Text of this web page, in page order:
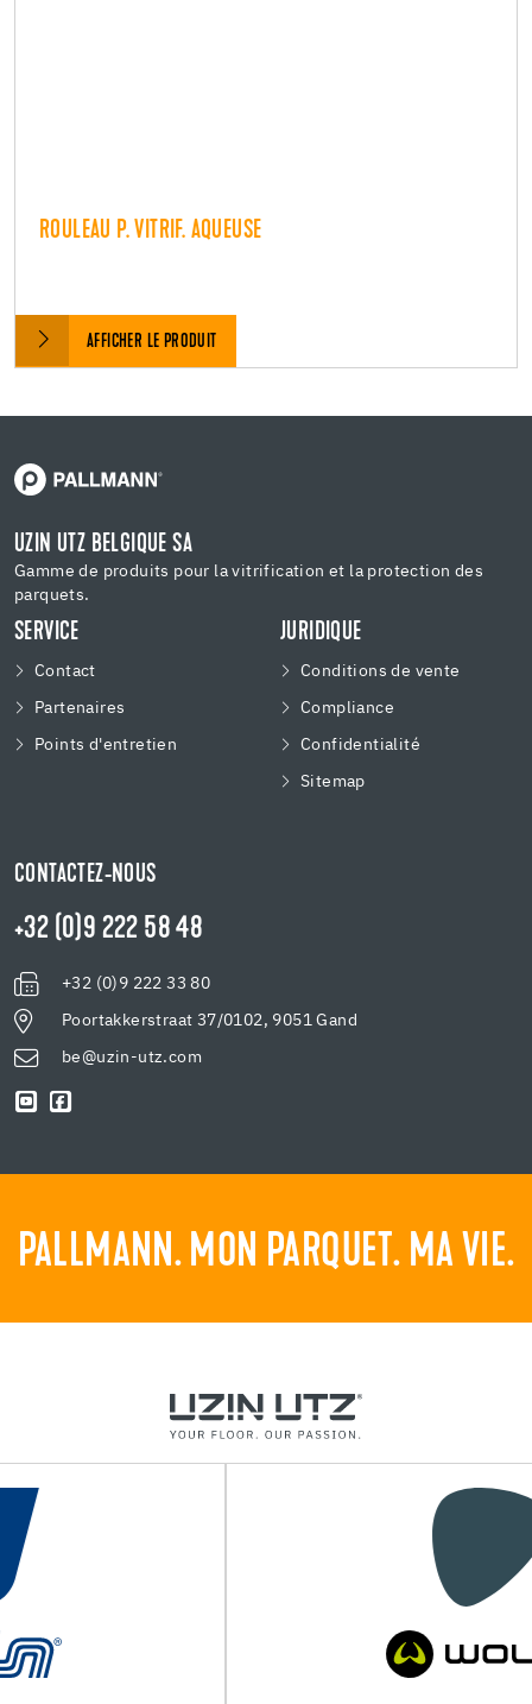
ROULEAU P. VITRIF. AQUEUSE
AFFICHER LE PRODUIT
UZIN UTZ BELGIQUE SA
Gamme de produits pour la vitrification et la protection des
parquets.
SERVICE
Contact
Partenaires
Points d'entretien
JURIDIQUE
Conditions de vente
Compliance
Confidentialité
Sitemap
CONTACTEZ-NOUS
+32 (0)9 222 58 48
+32 (0)9 222 33 80
Poortakkerstraat 37/0102, 9051 Gand
be@uzin-utz.com
PALLMANN. MON PARQUET. MA VIE.